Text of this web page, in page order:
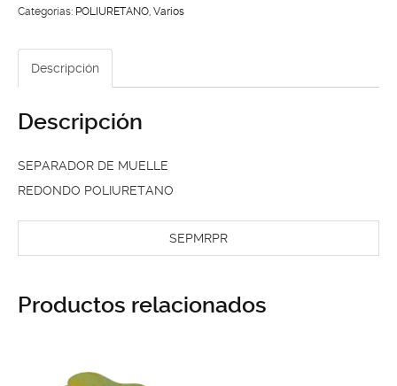
POLIURETANO
Categorías: POLIURETANO, Varios
Descripción
Descripción
SEPARADOR DE MUELLE
REDONDO POLIURETANO
SEPMRPR
Productos relacionados